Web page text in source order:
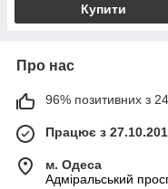
Купити
Про нас
96% позитивних з
Працює з
м. Одеса
Адміральський